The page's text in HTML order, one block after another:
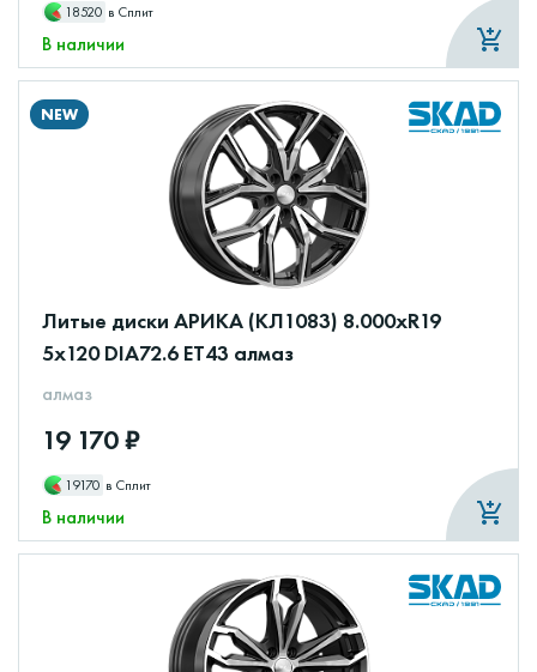
18520 в Сплит
В наличии
NEW
Литые диски АРИКА (КЛ1083) 8.000xR19
5x120 DIA72.6 ET43 алмаз
алмаз
19 170 ₽
19170 в Сплит
В наличии